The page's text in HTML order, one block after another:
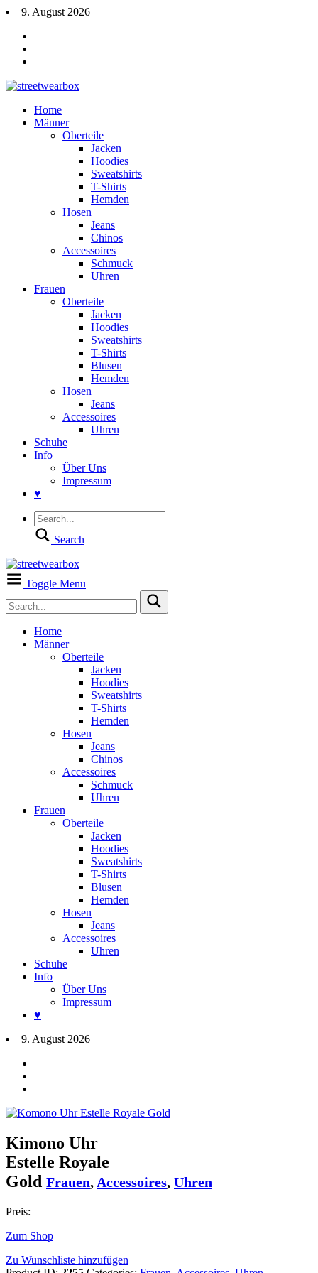
9. August 2026
Home
Männer
Oberteile
Jacken
Hoodies
Sweatshirts
T-Shirts
Hemden
Hosen
Jeans
Chinos
Accessoires
Schmuck
Uhren
Frauen
Oberteile
Jacken
Hoodies
Sweatshirts
T-Shirts
Blusen
Hemden
Hosen
Jeans
Accessoires
Uhren
Schuhe
Info
Über Uns
Impressum
♥
Search
Toggle Menu
Home
Männer
Oberteile
Jacken
Hoodies
Sweatshirts
T-Shirts
Hemden
Hosen
Jeans
Chinos
Accessoires
Schmuck
Uhren
Frauen
Oberteile
Jacken
Hoodies
Sweatshirts
T-Shirts
Blusen
Hemden
Hosen
Jeans
Accessoires
Uhren
Schuhe
Info
Über Uns
Impressum
♥
9. August 2026
Kimono Uhr
Estelle Royale
Gold Frauen, Accessoires, Uhren
Preis:
Zum Shop
Zu Wunschliste hinzufügen